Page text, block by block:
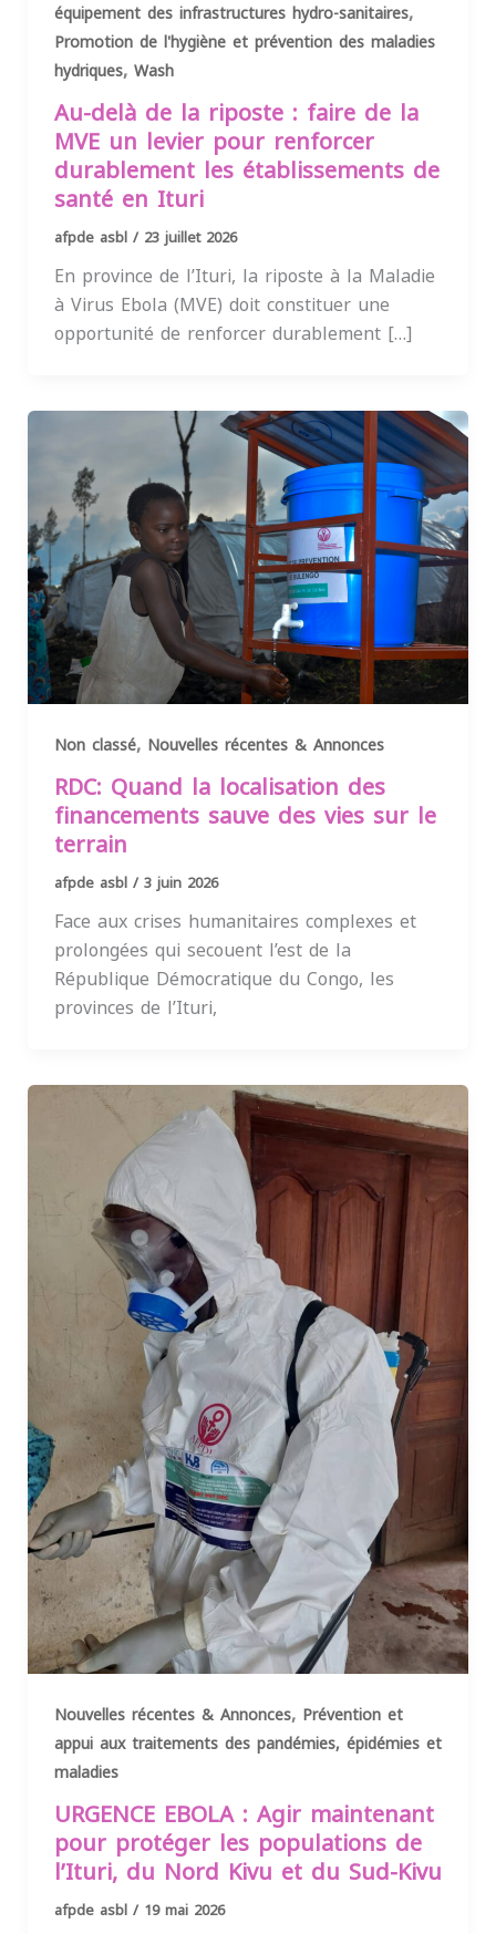
équipement des infrastructures hydro-sanitaires,
Promotion de l'hygiène et prévention des maladies
hydriques, Wash
Au-delà de la riposte : faire de la
MVE un levier pour renforcer
durablement les établissements de
santé en Ituri
afpde asbl / 23 juillet 2026
En province de l’Ituri, la riposte à la Maladie
à Virus Ebola (MVE) doit constituer une
opportunité de renforcer durablement […]
Non classé, Nouvelles récentes & Annonces
RDC: Quand la localisation des
financements sauve des vies sur le
terrain
afpde asbl / 3 juin 2026
Face aux crises humanitaires complexes et
prolongées qui secouent l’est de la
République Démocratique du Congo, les
provinces de l’Ituri,
Nouvelles récentes & Annonces, Prévention et
appui aux traitements des pandémies, épidémies et
maladies
URGENCE EBOLA : Agir maintenant
pour protéger les populations de
l’Ituri, du Nord Kivu et du Sud-Kivu
afpde asbl / 19 mai 2026